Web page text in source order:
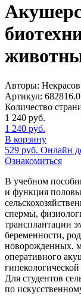
Авторы:
Артикул:
Количество
1 240 руб.
1 240 руб.
В корзину
529 руб. Онлайн
Ознакомиться
В учебном
и функция
спермы,
трансплантации
беременности,
новорожденных,
оперативного
Для студентов
по